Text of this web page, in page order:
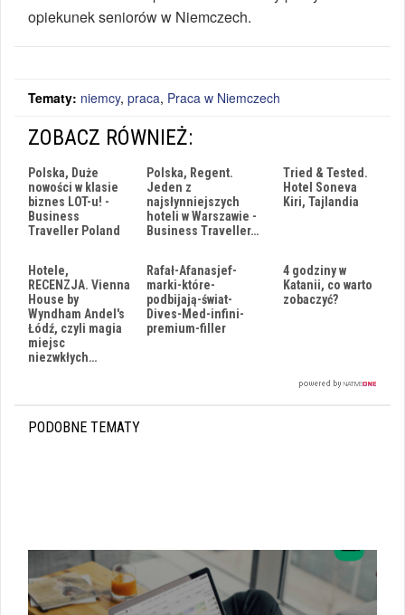
opiekunek seniorów w Niemczech.
Tematy: niemcy, praca, Praca w Niemczech
ZOBACZ RÓWNIEŻ:
Polska, Duże
nowości w klasie
biznes LOT-u! -
Business
Traveller Poland
Polska, Regent.
Jeden z
najsłynniejszych
hoteli w Warszawie -
Business Traveller…
Tried & Tested.
Hotel Soneva
Kiri, Tajlandia
Hotele,
RECENZJA. Vienna
House by
Wyndham Andel's
Łódź, czyli magia
miejsc
niezwkłych…
Rafał-Afanasjef-
marki-które-
podbijają-świat-
Dives-Med-infini-
premium-filler
4 godziny w
Katanii, co warto
zobaczyć?
PODOBNE TEMATY